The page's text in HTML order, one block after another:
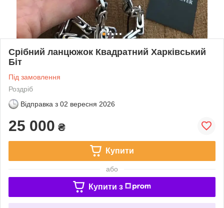
Срібний ланцюжок Квадратний Харківський
Біт
Під замовлення
Роздріб
Відправка з 02 вересня 2026
25 000 ₴
Купити
або
Купити з